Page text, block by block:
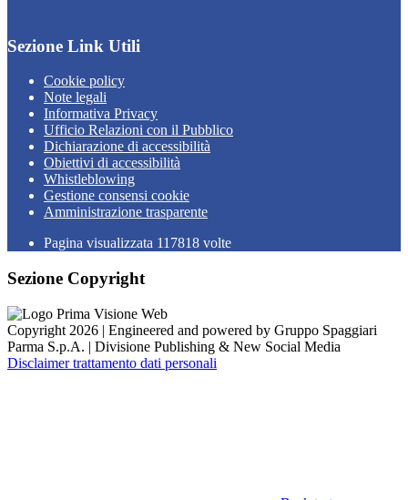
Sezione Link Utili
Cookie policy
Note legali
Informativa Privacy
Ufficio Relazioni con il Pubblico
Dichiarazione di accessibilità
Obiettivi di accessibilità
Whistleblowing
Gestione consensi cookie
Amministrazione trasparente
Pagina visualizzata 117818 volte
Sezione Copyright
Copyright 2026 | Engineered and powered by Gruppo Spaggiari
Parma S.p.A. | Divisione Publishing & New Social Media
Disclaimer trattamento dati personali